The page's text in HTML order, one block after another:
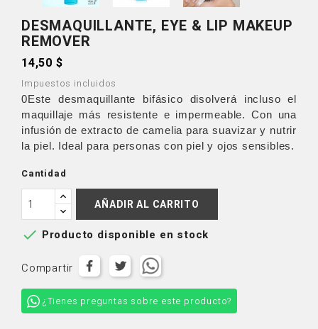
DESMAQUILLANTE, EYE & LIP MAKEUP
REMOVER
14,50 $
Impuestos incluidos
0Este desmaquillante bifásico disolverá incluso el
maquillaje más resistente e impermeable. Con una
infusión de extracto de camelia para suavizar y nutrir
la piel. Ideal para personas con piel y ojos sensibles.
Cantidad
AÑADIR AL CARRITO
 Producto disponible en stock
Compartir
¿Tienes preguntas sobre este producto?